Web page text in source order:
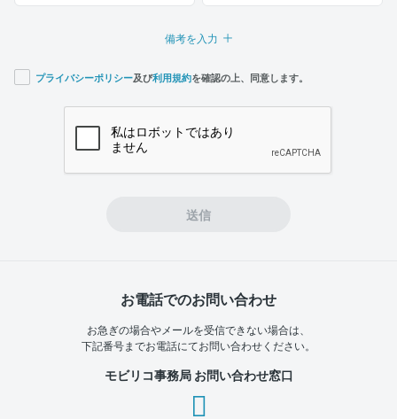
備考を入力
プライバシーポリシー及び利用規約を確認の上、同意します。
送信
お電話でのお問い合わせ
お急ぎの場合やメールを受信できない場合は、
下記番号までお電話にてお問い合わせください。
モビリコ事務局 お問い合わせ窓口